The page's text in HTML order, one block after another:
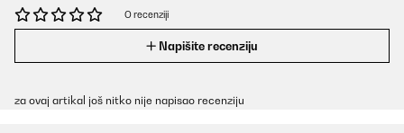
O recenziji
Napišite recenziju
za ovaj artikal još nitko nije napisao recenziju